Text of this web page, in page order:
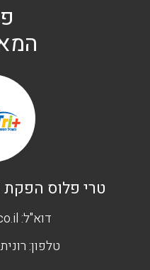
טרי פלוס הפקת
דוא"ל:
טלפון: רונית 052-5699300